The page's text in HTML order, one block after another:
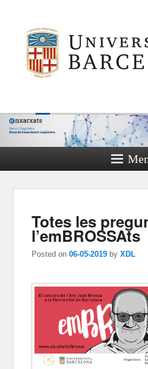
Totes les
l’emBROSSAts
Posted on06-05-2019 byXDL